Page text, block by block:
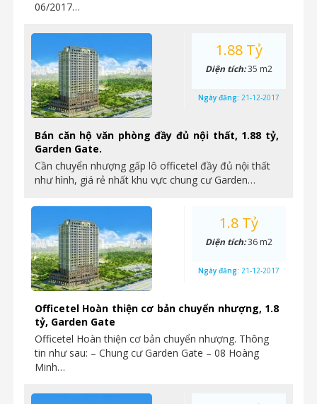
06/2017…
Bán căn hộ văn phòng đầy đủ nội thất, 1.88 tỷ,
Garden Gate.
Cần chuyển nhượng gấp lô officetel đầy đủ nội thất
như hình, giá rẻ nhất khu vực chung cư Garden…
1.88 Tỷ
Diện tích:35 m2
Ngày đăng: 21-12-2017
Officetel Hoàn thiện cơ bản chuyển nhượng, 1.8
tỷ, Garden Gate
Officetel Hoàn thiện cơ bản chuyển nhượng. Thông
tin như sau: – Chung cư Garden Gate – 08 Hoàng
Minh…
1.8 Tỷ
Diện tích:36 m2
Ngày đăng: 21-12-2017